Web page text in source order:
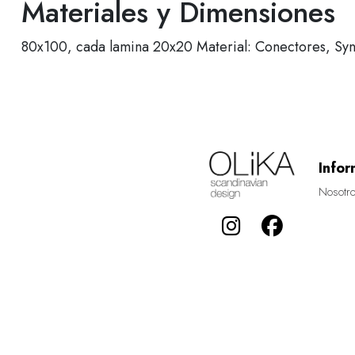
Materiales y Dimensiones
80x100, cada lamina 20x20 Material: Conectores,